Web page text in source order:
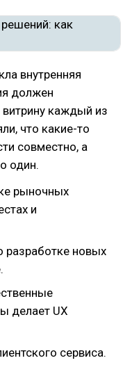
внутренняя
должен
витрину каждый из
что какие-то
совместно, а
один.
рыночных
и
новых
делает UX
сервиса.